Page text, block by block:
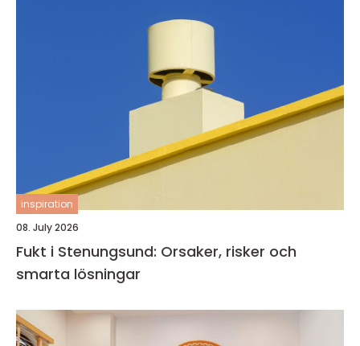
inspiration
08. July 2026
Fukt i Stenungsund: Orsaker, risker och
smarta lösningar